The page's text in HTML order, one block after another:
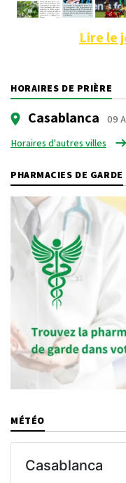
Lire le
HORAIRES DE PRIÈRE
Casablanca
09
Horaires d'autres villes
PHARMACIES DE GARDE
MÉTÉO
Casablanca